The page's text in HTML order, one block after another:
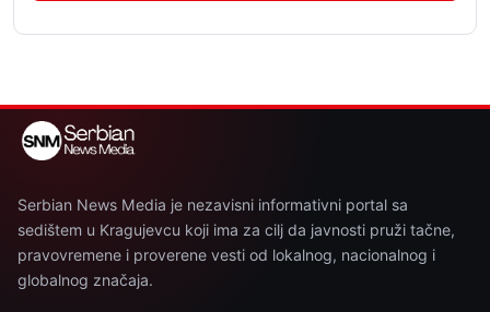
Serbian News Media je nezavisni informativni portal sa
sedištem u Kragujevcu koji ima za cilj da javnosti pruži tačne,
pravovremene i proverene vesti od lokalnog, nacionalnog i
globalnog značaja.